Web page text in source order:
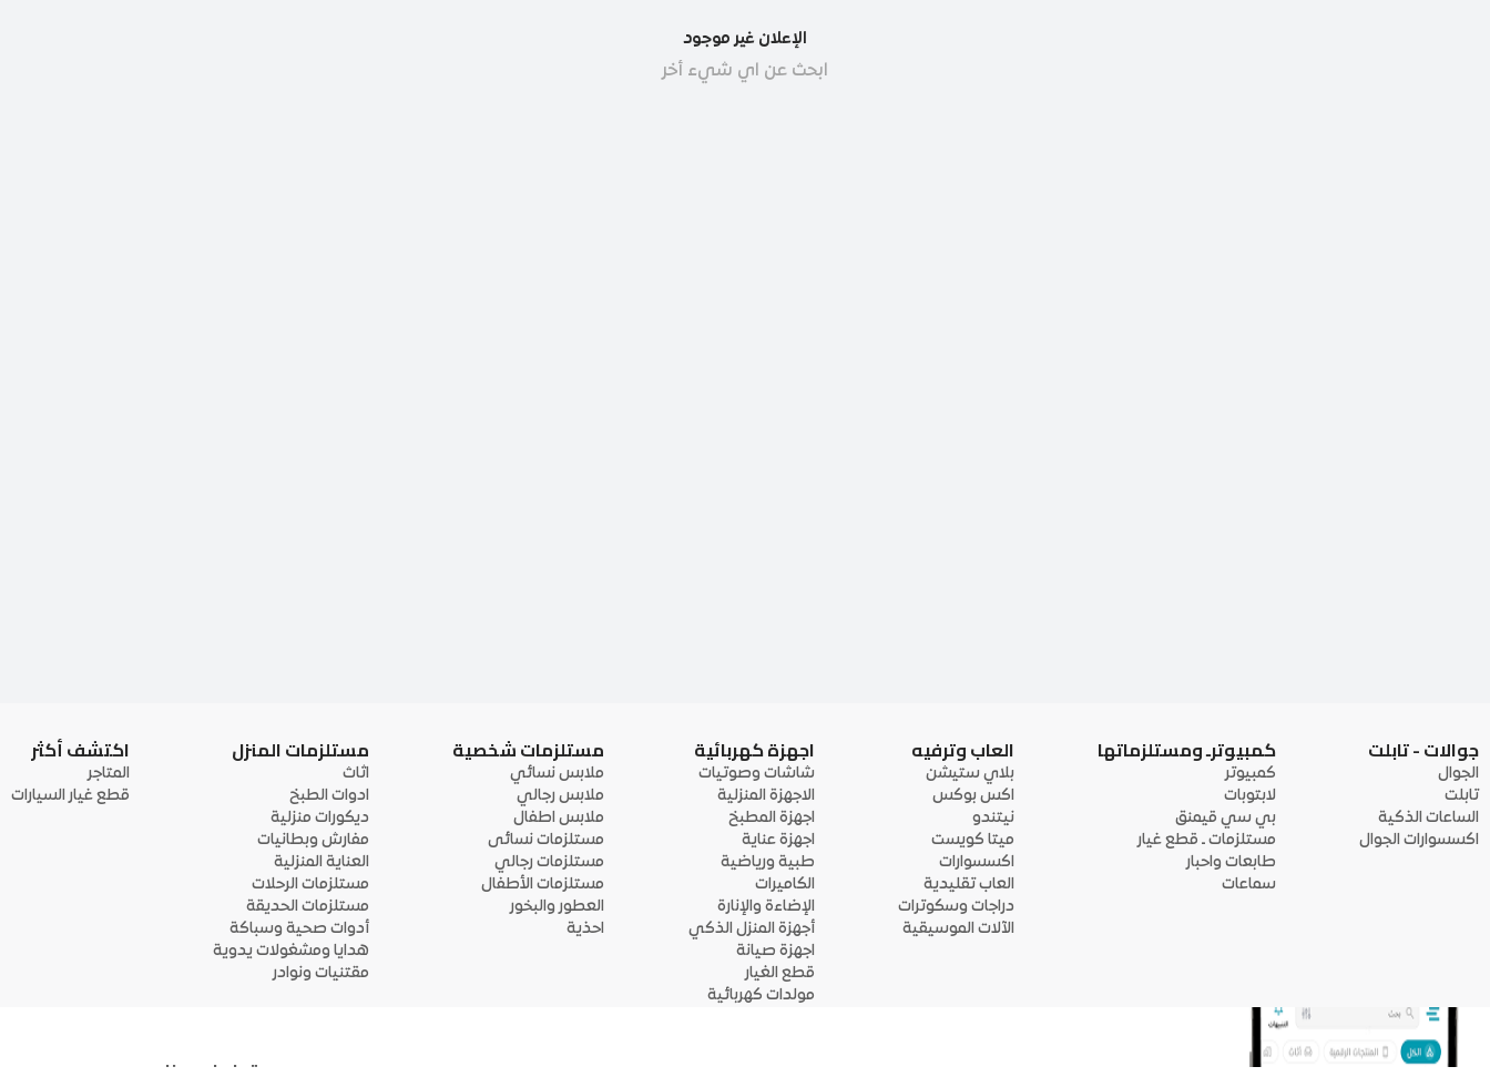
الإعلان غير موجود
ابحث عن اي شيء أخر
جوالات - تابلت
الجوال
تابلت
الساعات الذكية
اكسسوارات الجوال
كمبيوترـ ومستلزماتها
كمبيوتر
لابتوبات
بي سي قيمنق
مستلزمات ـ قطع غيار
طابعات واحبار
سماعات
العاب وترفيه
بلاي ستيشن
اكس بوكس
نيتندو
ميتا كويست
اكسسوارات
العاب تقليدية
دراجات وسكوترات
الآلات الموسيقية
اجهزة كهربائية
شاشات وصوتيات
الاجهزة المنزلية
اجهزة المطبخ
اجهزة عناية
طبية ورياضية
الكاميرات
الإضاءة والإنارة
أجهزة المنزل الذكي
اجهزة صيانة
قطع الغيار
مولدات كهربائية
مستلزمات شخصية
ملابس نسائي
ملابس رجالي
ملابس اطفال
مستلزمات نسائى
مستلزمات رجالي
مستلزمات الأطفال
العطور والبخور
احذية
مستلزمات المنزل
اثاث
ادوات الطبخ
ديكورات منزلية
مفارش وبطانيات
العناية المنزلية
مستلزمات الرحلات
مستلزمات الحديقة
أدوات صحية وسباكة
هدايا ومشغولات يدوية
مقتنيات ونوادر
اكتشف أكثر
المتاجر
قطع غيار السيارات
تواصل معنا